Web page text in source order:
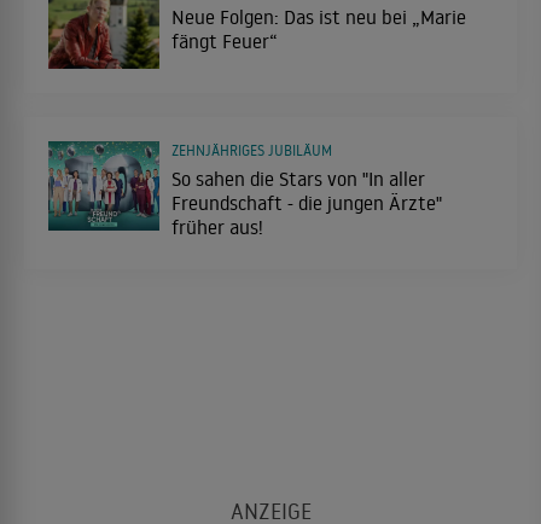
Neue Folgen: Das ist neu bei „Marie
fängt Feuer“
So sahen die Stars von "In aller
Freundschaft - die jungen Ärzte"
früher aus!
ZEHNJÄHRIGES JUBILÄUM